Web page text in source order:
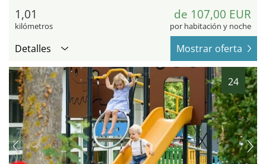
1,01
kilómetros
de 107,00 EUR
por habitación y noche
Detalles Mostrar oferta
24